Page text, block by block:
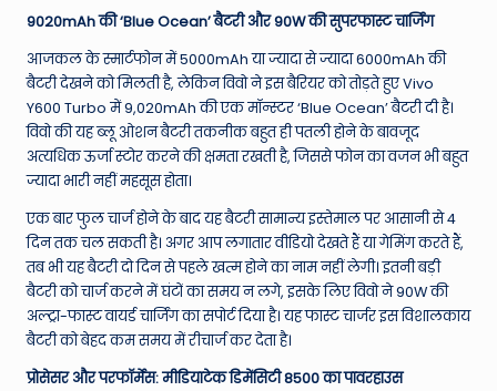
9020mAh की ‘Blue Ocean’ बैटरी और 90W की सुपरफास्ट चार्जिंग
आजकल के स्मार्टफोन में 5000mAh या ज्यादा से ज्यादा 6000mAh की
बैटरी देखने को मिलती है, लेकिन विवो ने इस बैरियर को तोड़ते हुए Vivo
Y600 Turbo में 9,020mAh की एक मॉन्स्टर ‘Blue Ocean’ बैटरी दी है।
विवो की यह ब्लू ओशन बैटरी तकनीक बहुत ही पतली होने के बावजूद
अत्यधिक ऊर्जा स्टोर करने की क्षमता रखती है, जिससे फोन का वजन भी बहुत
ज्यादा भारी नहीं महसूस होता।
एक बार फुल चार्ज होने के बाद यह बैटरी सामान्य इस्तेमाल पर आसानी से 4
दिन तक चल सकती है। अगर आप लगातार वीडियो देखते हैं या गेमिंग करते हैं,
तब भी यह बैटरी दो दिन से पहले खत्म होने का नाम नहीं लेगी। इतनी बड़ी
बैटरी को चार्ज करने में घंटों का समय न लगे, इसके लिए विवो ने 90W की
अल्ट्रा-फास्ट वायर्ड चार्जिंग का सपोर्ट दिया है।यह फास्ट चार्जर इस विशालकाय
बैटरी को बेहद कम समय में रीचार्ज कर देता है।
प्रोसेसर और परफॉर्मेंस: मीडियाटेक डिमेंसिटी 8500 का पावरहाउस